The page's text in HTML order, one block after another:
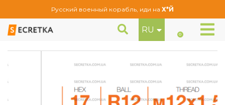
Русский военный корабль, иди на Х*Й
RU 0
Болты